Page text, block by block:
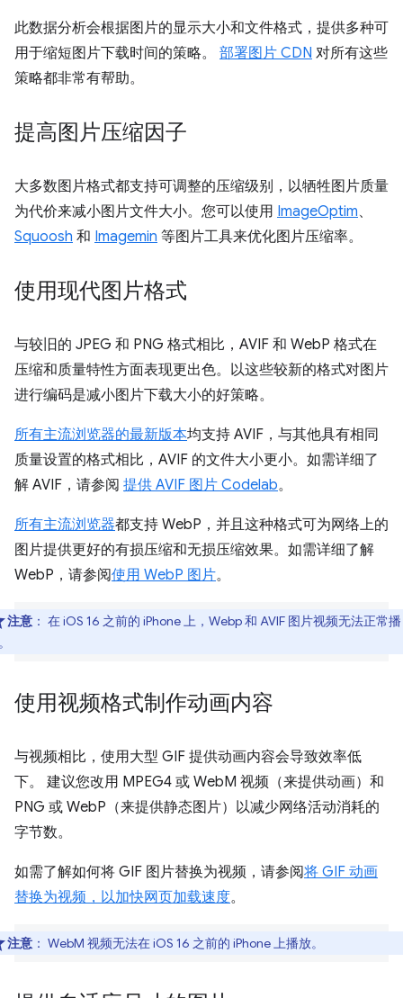
此数据分析会根据图片的显示大小和文件格式，提供多种可
用于缩短图片下载时间的策略。 部署图片 CDN 对所有这些
策略都非常有帮助。
提高图片压缩因子
大多数图片格式都支持可调整的压缩级别，以牺牲图片质量
为代价来减小图片文件大小。您可以使用 ImageOptim、
Squoosh 和 Imagemin 等图片工具来优化图片压缩率。
使用现代图片格式
与较旧的 JPEG 和 PNG 格式相比，AVIF 和 WebP 格式在
压缩和质量特性方面表现更出色。以这些较新的格式对图片
进行编码是减小图片下载大小的好策略。
所有主流浏览器的最新版本均支持 AVIF，与其他具有相同
质量设置的格式相比，AVIF 的文件大小更小。如需详细了
解 AVIF，请参阅 提供 AVIF 图片 Codelab。
所有主流浏览器都支持 WebP，并且这种格式可为网络上的
图片提供更好的有损压缩和无损压缩效果。如需详细了解
WebP，请参阅使用 WebP 图片。
注意 ： 在 iOS 16 之前的 iPhone 上，Webp 和 AVIF 图片视频无法正常播
使用视频格式制作动画内容
与视频相比，使用大型 GIF 提供动画内容会导致效率低
下。 建议您改用 MPEG4 或 WebM 视频（来提供动画）和
PNG 或 WebP（来提供静态图片）以减少网络活动消耗的
字节数。
如需了解如何将 GIF 图片替换为视频，请参阅将 GIF 动画
替换为视频，以加快网页加载速度。
注意 ： WebM 视频无法在 iOS 16 之前的 iPhone 上播放。